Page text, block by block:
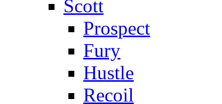
Scott
Prospect
Fury
Hustle
Recoil